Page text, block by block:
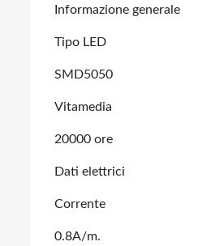
Informazione generale
Tipo LED
SMD5050
Vitamedia
20000 ore
Dati elettrici
Corrente
0.8A/m.